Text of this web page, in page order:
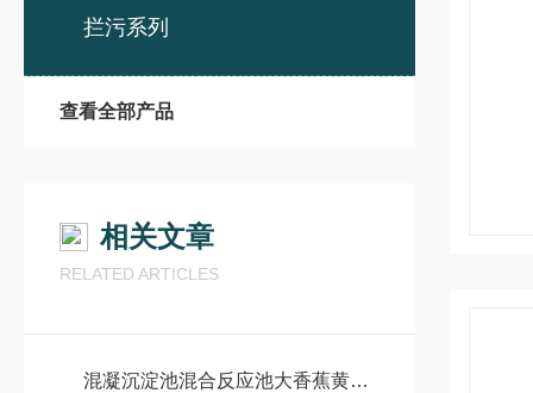
拦污系列
查看全部产品
相关文章
RELATED ARTICLES
混凝沉淀池混合反应池大香蕉黄色电影产品优势